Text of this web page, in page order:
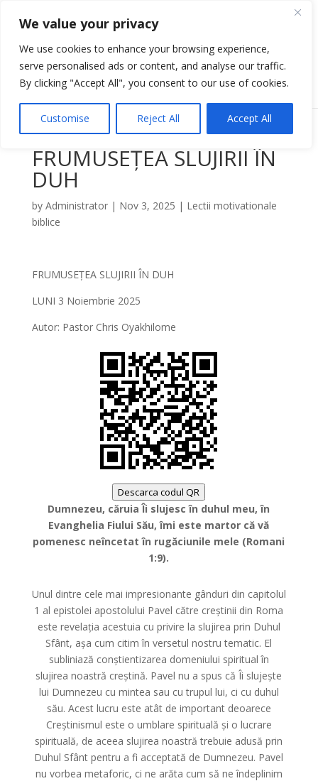
We value your privacy
We use cookies to enhance your browsing experience,
serve personalised ads or content, and analyse our traffic.
By clicking "Accept All", you consent to our use of cookies.
Customise Reject All Accept All
Select Page
FRUMUSEȚEA SLUJIRII ÎN
DUH
by Administrator| Nov 3, 2025 | Lectii motivationale
biblice
FRUMUSEȚEA SLUJIRII ÎN DUH
LUNI 3 Noiembrie 2025
Autor: Pastor Chris Oyakhilome
Descarca codul QR
Dumnezeu, căruia Îi slujesc în duhul meu, în
Evanghelia Fiului Său, îmi este martor că vă
pomenesc neîncetat în rugăciunile mele (Romani
1:9).
Unul dintre cele mai impresionante gânduri din capitolul
1 al epistolei apostolului Pavel către creștinii din Roma
este revelația acestuia cu privire la slujirea prin Duhul
Sfânt, așa cum citim în versetul nostru tematic. El
subliniază conștientizarea domeniului spiritual în
slujirea noastră creștină. Pavel nu a spus că Îi slujește
lui Dumnezeu cu mintea sau cu trupul lui, ci cu duhul
său. Acest lucru este atât de important deoarece
Creștinismul este o umblare spirituală și o lucrare
spirituală, de aceea slujirea noastră trebuie adusă prin
Duhul Sfânt pentru a fi acceptată de Dumnezeu. Pavel
nu vorbea metaforic, ci ne arăta cum să ne îndeplinim